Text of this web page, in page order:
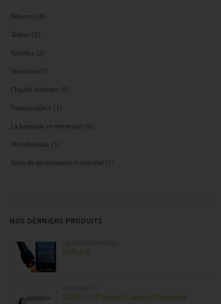
Biberons (8)
Tétines (3)
Sucettes (2)
Téterelles (1)
Chauffe-biberons (9)
Pasteurisateur (1)
La baignade en immersion (6)
Photothérapie (1)
Soins de développement néonatal (1)
NOS DERNIERS PRODUITS
NIRLAB
SAFE® 1-Channel Capper/Decapper